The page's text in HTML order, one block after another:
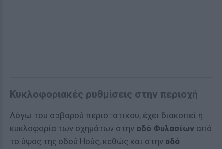
Κυκλοφοριακές ρυθμίσεις στην περιοχή
Λόγω του σοβαρού περιστατικού, έχει διακοπεί η
κυκλοφορία των οχημάτων στην οδό Φυλασίων από
το ύψος της οδού Ηούς, καθώς και στην οδό